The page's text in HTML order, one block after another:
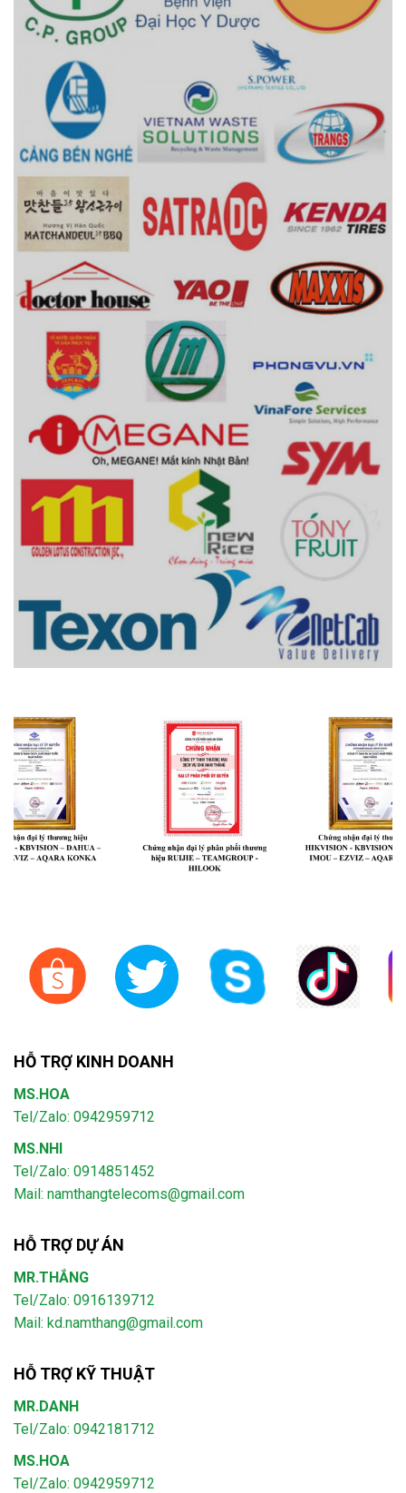
HỖ TRỢ KINH DOANH
MS.HOA
Tel/Zalo: 0942959712
MS.NHI
Tel/Zalo: 0914851452
Mail: namthangtelecoms@gmail.com
HỖ TRỢ DỰ ÁN
MR.THẮNG
Tel/Zalo: 0916139712
Mail: kd.namthang@gmail.com
HỖ TRỢ KỸ THUẬT
MR.DANH
Tel/Zalo: 0942181712
MS.HOA
Tel/Zalo: 0942959712